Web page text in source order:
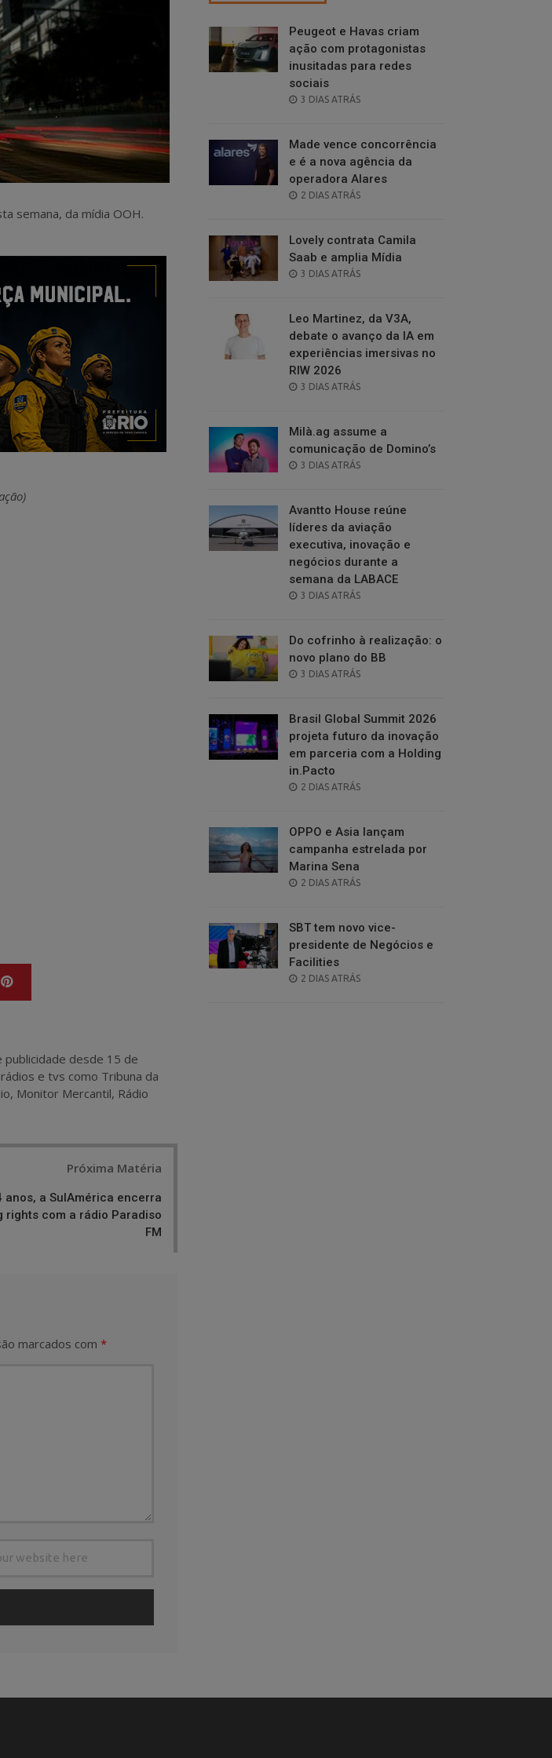
semana, da mídia OOH.
publicidade desde 15 de
e tvs como Tribuna da
Monitor Mercantil, Rádio
Próxima Matéria
anos, a SulAmérica encerra
rights com a rádio Paradiso
FM
marcados com *
Peugeot e Havas criam
ação com protagonistas
inusitadas para redes
sociais
POSTED
3 DIAS ATRÁS
Made vence concorrência
e é a nova agência da
operadora Alares
POSTED
2 DIAS ATRÁS
Lovely contrata Camila
Saab e amplia Mídia
POSTED
3 DIAS ATRÁS
Leo Martinez, da V3A,
debate o avanço da IA em
experiências imersivas no
RIW 2026
POSTED
3 DIAS ATRÁS
Milà.ag assume a
comunicação de Domino’s
POSTED
3 DIAS ATRÁS
Avantto House reúne
líderes da aviação
executiva, inovação e
negócios durante a
semana da LABACE
POSTED
3 DIAS ATRÁS
Do cofrinho à realização: o
novo plano do BB
POSTED
3 DIAS ATRÁS
Brasil Global Summit 2026
projeta futuro da inovação
em parceria com a Holding
in.Pacto
POSTED
2 DIAS ATRÁS
OPPO e Asia lançam
campanha estrelada por
Marina Sena
POSTED
2 DIAS ATRÁS
SBT tem novo vice-
presidente de Negócios e
Facilities
POSTED
2 DIAS ATRÁS